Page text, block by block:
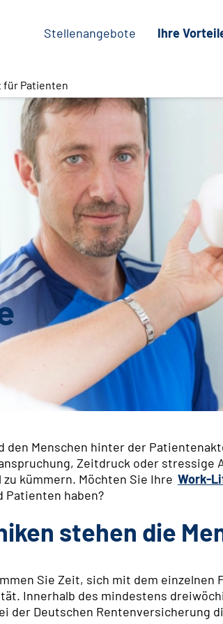
für Patienten
Stellenangebote Ihre
den Menschen hinter der
Zeitdruck oder
kümmern. Möchten Sie Ihre Work-
haben?
stehen die
Sie Zeit, sich mit dem einzelnen
Innerhalb des mindestens
der Deutschen Rentenversicherung